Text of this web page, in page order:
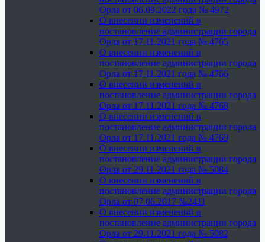
Орла от 06.09.2022 года № 4972
О внесении изменений в
постановление администрации города
Орла от 17.11.2021 года № 4765
О внесении изменений в
постановление администрации города
Орла от 17.11.2021 года № 4766
О внесении изменений в
постановление администрации города
Орла от 17.11.2021 года № 4768
О внесении изменений в
постановление администрации города
Орла от 17.11.2021 года № 4769
О внесении изменений в
постановление администрации города
Орла от 29.11.2021 года № 5084
О внесении изменений в
постановление администрации города
Орла от 07.06.2017 №2411
О внесении изменений в
постановление администрации города
Орла от 29.11.2021 года № 5082